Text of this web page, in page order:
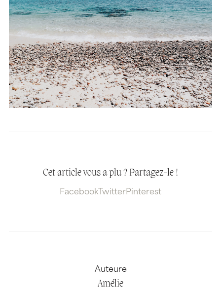
Cet article vous a plu ? Partagez-le !
Facebook TwitterPinterest
Auteure
Amélie